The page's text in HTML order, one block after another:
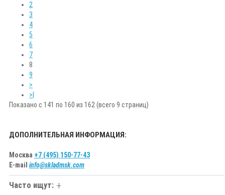
2
3
4
5
6
7
8
9
>
>|
Показано с 141 по 160 из 162 (всего 9 страниц)
ДОПОЛНИТЕЛЬНАЯ ИНФОРМАЦИЯ:
Москва +7 (495) 150-77-43
E-mail info@skladmsk.com
Часто ищут: